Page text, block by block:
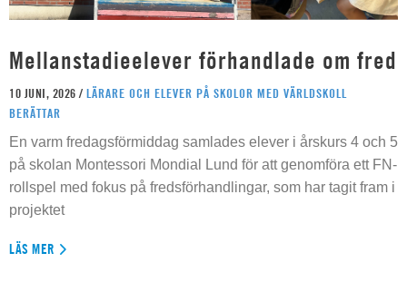
Mellanstadieelever förhandlade om fred
10 JUNI, 2026 / LÄRARE OCH ELEVER PÅ SKOLOR MED VÄRLDSKOLL
BERÄTTAR
En varm fredagsförmiddag samlades elever i årskurs 4 och 5
på skolan Montessori Mondial Lund för att genomföra ett FN-
rollspel med fokus på fredsförhandlingar, som har tagit fram i
projektet
LÄS MER